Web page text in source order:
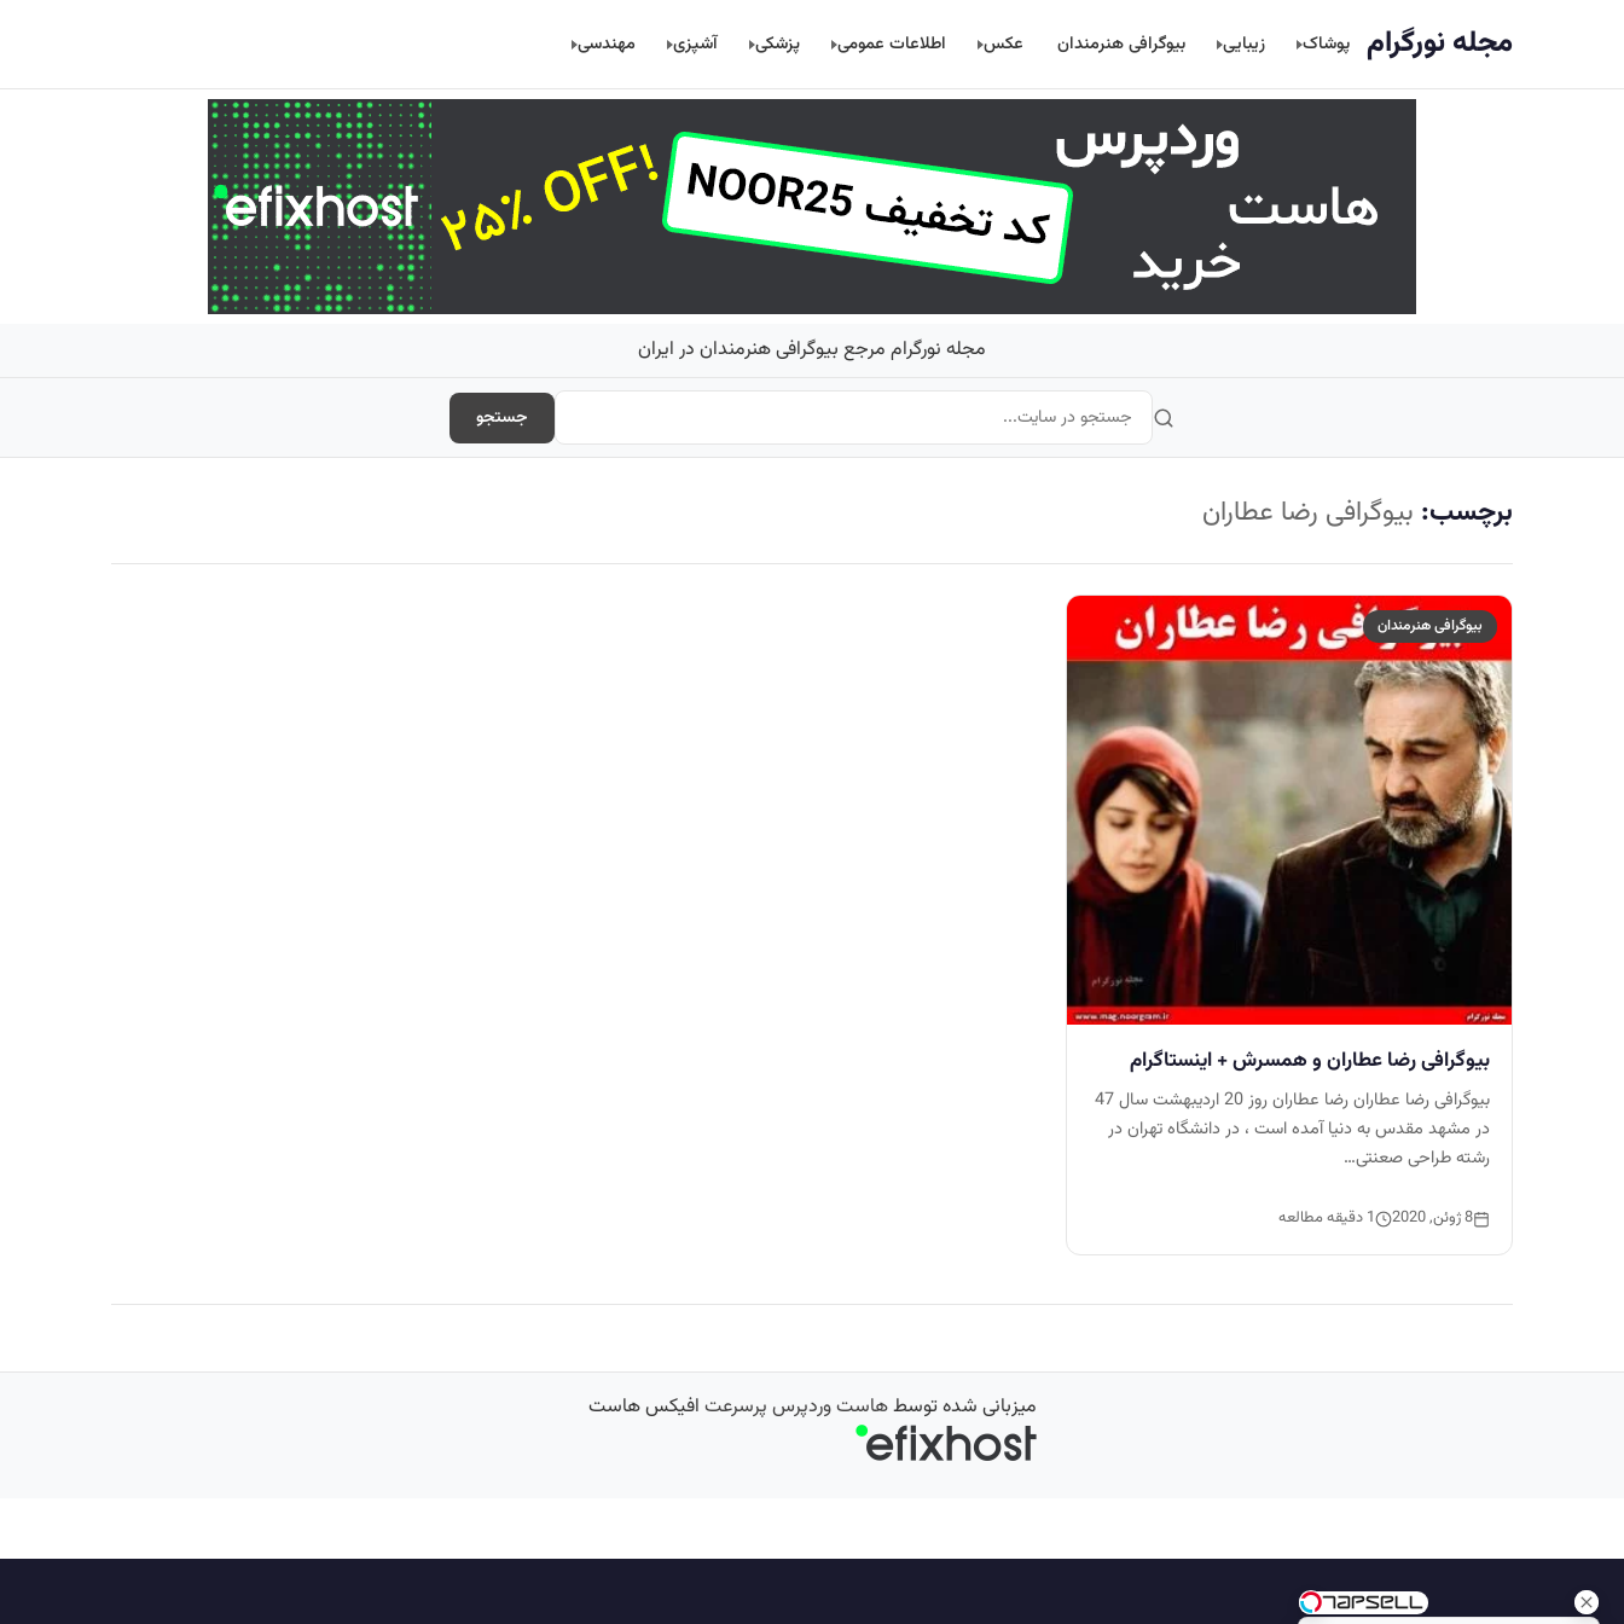
مجله نورگرام پوشاک زیبایی بیوگرافی هنرمندان عکس اطلاعات عمومی پزشکی آشپزی مهندسی
مجله نورگرام مرجع بیوگرافی هنرمندان در ایران
جستجو
برچسب: بیوگرافی رضا عطاران
بیوگرافی هنرمندان
بیوگرافی رضا عطاران و همسرش + اینستاگرام
بیوگرافی رضا عطاران رضا عطاران روز 20 اردیبهشت سال 47
در مشهد مقدس به دنیا آمده است ، در دانشگاه تهران در
رشته طراحی صعنتی…
8 ژوئن, 2020 1 دقیقه مطالعه
میزبانی شده توسطهاست وردپرس پرسرعت افیکس هاست